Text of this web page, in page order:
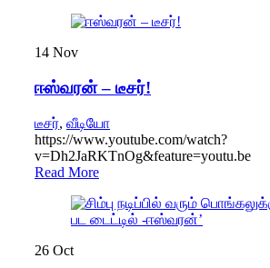
14 Nov
ஈஸ்வரன் – டீசர்!
டீசர், வீடியோ
https://www.youtube.com/watch?
v=Dh2JaRKTnOg&feature=youtu.be
Read More
26 Oct